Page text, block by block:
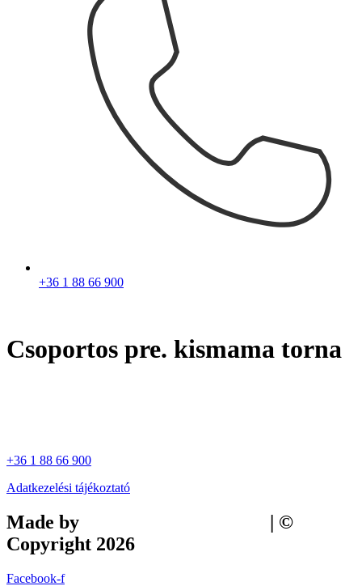
+36 1 88 66 900
Csoportos pre. kismama torna
+36 1 88 66 900
Adatkezelési tájékoztató
Made by
| ©
Copyright 2026
Facebook-f